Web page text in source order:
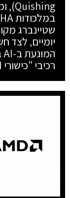
שטיינברג
יומיים, לצד
רכיבי "כישורי AI" זדוניים.